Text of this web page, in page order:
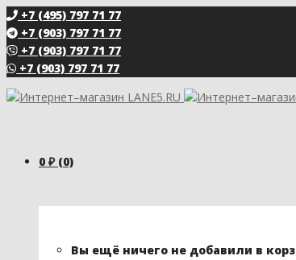
+7 (495) 797 71 77
+7 (903) 797 71 77
+7 (903) 797 71 77
+7 (903) 797 71 77
0 ₽(0)
Вы ещё ничего не добавили в